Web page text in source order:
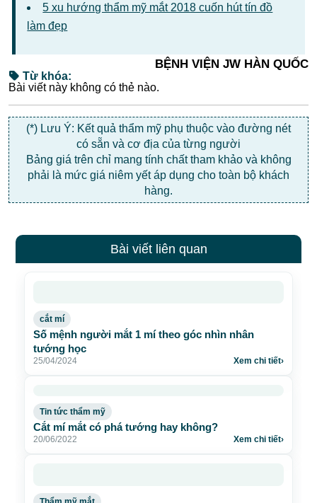
5 xu hướng thẩm mỹ mắt 2018 cuốn hút tín đồ
làm đẹp
BỆNH VIỆN JW HÀN QUỐC
Từ khóa:
Bài viết này không có thẻ nào.
(*) Lưu Ý: Kết quả thẩm mỹ phụ thuộc vào đường nét
có sẵn và cơ địa của từng người
Bảng giá trên chỉ mang tính chất tham khảo và không
phải là mức giá niêm yết áp dụng cho toàn bộ khách
hàng.
Bài viết liên quan
cắt mí
Số mệnh người mắt 1 mí theo góc nhìn nhân
tướng học
25/04/2024 Xem chi tiết›
Tin tức thẩm mỹ
Cắt mí mắt có phá tướng hay không?
20/06/2022 Xem chi tiết›